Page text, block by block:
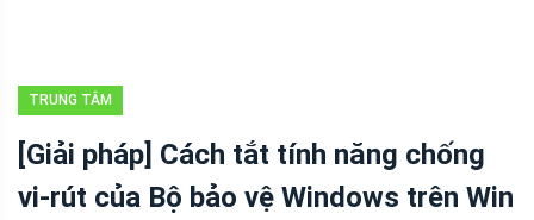
TRUNG TÂM
MINITOOL
[Giải pháp] Cách tắt tính năng chống
vi-rút của Bộ bảo vệ Windows trên Win